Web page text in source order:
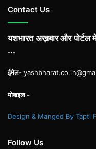
Contact Us
यशभारत अख़बार और पोर्टल
...
ईमेल-
मोबाइल -
Design & Manged By Tapti
Follow Us